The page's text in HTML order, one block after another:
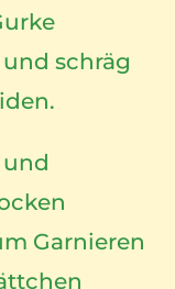
schräg
und
Garnieren